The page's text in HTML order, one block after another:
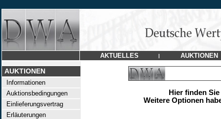
AKTUELLES | AUKTIONEN
AUKTIONEN
Informationen
Auktionsbedingungen
Einlieferungsvertrag
Erläuterungen
Hier finden
Weitere Optionen